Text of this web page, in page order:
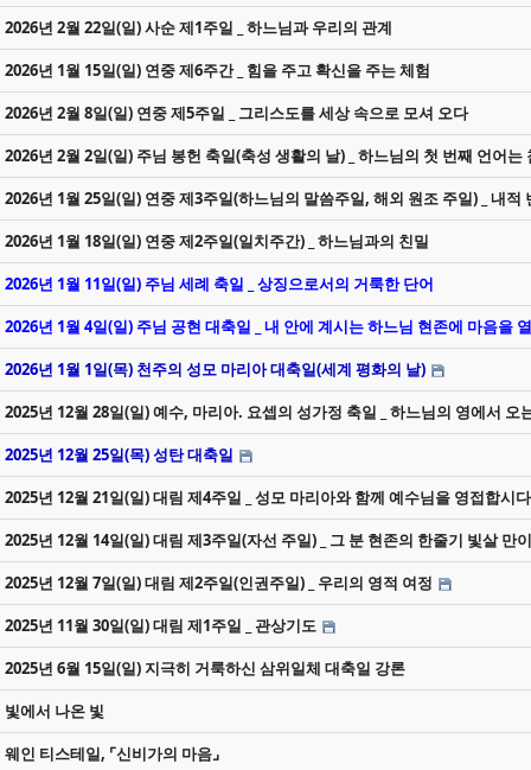
2026년 2월 22일(일) 사순 제1주일 _ 하느님과 우리의 관계
2026년 1월 15일(일) 연중 제6주간 _ 힘을 주고 확신을 주는 체험
2026년 2월 8일(일) 연중 제5주일 _ 그리스도를 세상 속으로 모셔 오다
2026년 2월 2일(일) 주님 봉헌 축일(축성 생활의 날) _ 하느님의 첫 번째 언어는
2026년 1월 25일(일) 연중 제3주일(하느님의 말씀주일, 해외 원조 주일) _ 내적
2026년 1월 18일(일) 연중 제2주일(일치주간) _ 하느님과의 친밀
2026년 1월 11일(일) 주님 세례 축일 _ 상징으로서의 거룩한 단어
2026년 1월 4일(일) 주님 공현 대축일 _ 내 안에 계시는 하느님 현존에 마음을
2026년 1월 1일(목) 천주의 성모 마리아 대축일(세계 평화의 날)
2025년 12월 28일(일) 예수, 마리아. 요셉의 성가정 축일 _ 하느님의 영에서 오
2025년 12월 25일(목) 성탄 대축일
2025년 12월 21일(일) 대림 제4주일 _ 성모 마리아와 함께 예수님을 영접합시
2025년 12월 14일(일) 대림 제3주일(자선 주일) _ 그 분 현존의 한줄기 빛살 만이
2025년 12월 7일(일) 대림 제2주일(인권주일) _ 우리의 영적 여정
2025년 11월 30일(일) 대림 제1주일 _ 관상기도
2025년 6월 15일(일) 지극히 거룩하신 삼위일체 대축일 강론
빛에서 나온 빛
웨인 티스테일, ⌜신비가의 마음⌟